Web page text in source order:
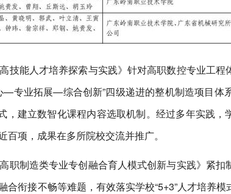
能人才培养探索与实践》针对高职数控专业工程
专业拓展—综合创新”四级递进的整机制造项目体
建立数智化课程内容选取机制。经过多年实践，
项，成果在多所院校交流并推广。
职制造类专业专创融合育人模式创新与实践》紧扣
衔接不畅等难题，有效落实学校“5+3”人才培养模